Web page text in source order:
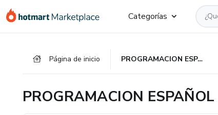
Categorías
Página de inicio PROGRAMACION ESPAÑOL
PROGRAMACION ESPAÑOL